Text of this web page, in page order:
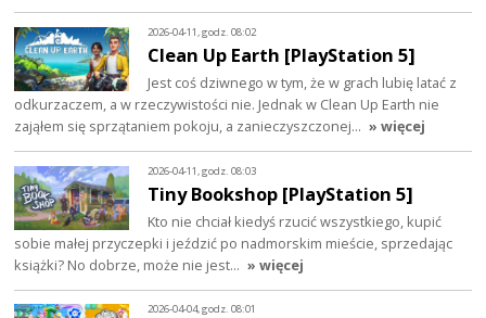
2026-04-11, godz. 08:02
Clean Up Earth [PlayStation 5]
Jest coś dziwnego w tym, że w grach lubię latać z
odkurzaczem, a w rzeczywistości nie. Jednak w Clean Up Earth nie
zająłem się sprzątaniem pokoju, a zanieczyszczonej… » więcej
2026-04-11, godz. 08:03
Tiny Bookshop [PlayStation 5]
Kto nie chciał kiedyś rzucić wszystkiego, kupić
sobie małej przyczepki i jeździć po nadmorskim mieście, sprzedając
książki? No dobrze, może nie jest… » więcej
2026-04-04, godz. 08:01